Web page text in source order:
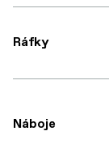
Ráfky
Náboje